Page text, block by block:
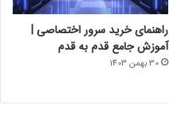
راهنمای خرید سرور اختصاصی |
آموزش جامع قدم به قدم
30 بهمن 1403